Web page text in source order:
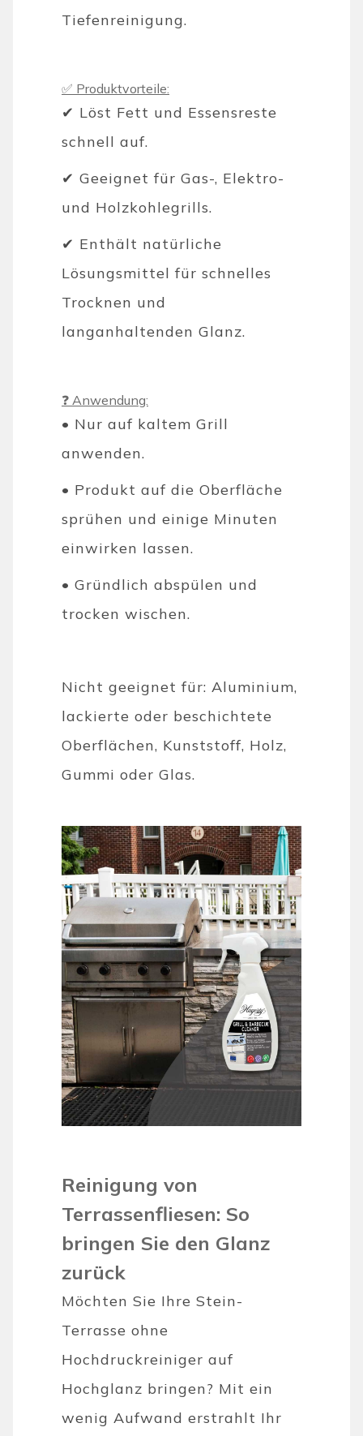
Tiefenreinigung.
✅ Produktvorteile:
✔ Löst Fett und Essensreste
schnell auf.
✔ Geeignet für Gas-, Elektro-
und Holzkohlegrills.
✔ Enthält natürliche
Lösungsmittel für schnelles
Trocknen und
langanhaltenden Glanz.
❓ Anwendung:
• Nur auf kaltem Grill
anwenden.
• Produkt auf die Oberfläche
sprühen und einige Minuten
einwirken lassen.
• Gründlich abspülen und
trocken wischen.
Nicht geeignet für: Aluminium,
lackierte oder beschichtete
Oberflächen, Kunststoff, Holz,
Gummi oder Glas.
Reinigung von
Terrassenfliesen: So
bringen Sie den Glanz
zurück
Möchten Sie Ihre Stein-
Terrasse ohne
Hochdruckreiniger auf
Hochglanz bringen? Mit ein
wenig Aufwand erstrahlt Ihr